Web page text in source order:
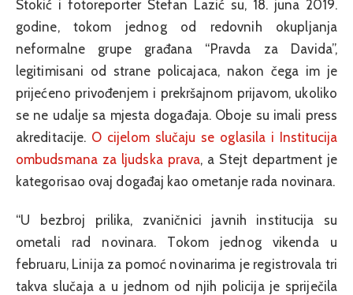
Stokić i fotoreporter Stefan Lazić su, 18. juna 2019.
godine, tokom jednog od redovnih okupljanja
neformalne grupe građana “Pravda za Davida”,
legitimisani od strane policajaca, nakon čega im je
prijećeno privođenjem i prekršajnom prijavom, ukoliko
se ne udalje sa mjesta događaja. Oboje su imali press
akreditacije. O cijelom slučaju se oglasila i Institucija
ombudsmana za ljudska prava, a Stejt department je
kategorisao ovaj događaj kao ometanje rada novinara.
“U bezbroj prilika, zvaničnici javnih institucija su
ometali rad novinara. Tokom jednog vikenda u
februaru, Linija za pomoć novinarima je registrovala tri
takva slučaja a u jednom od njih policija je spriječila